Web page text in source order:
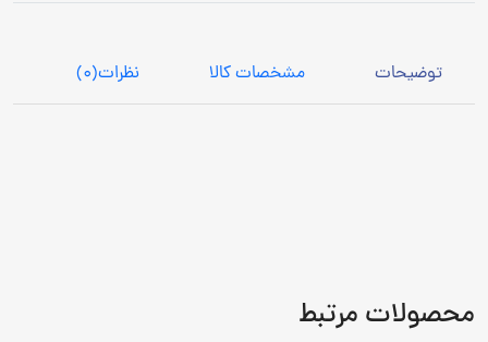
توضیحات مشخصات کالا نظرات(0)
محصولات مرتبط